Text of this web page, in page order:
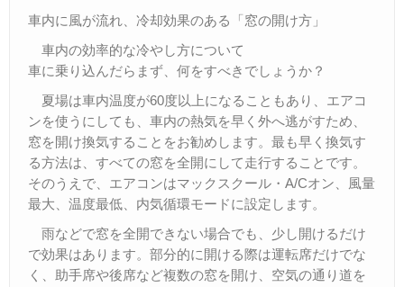
車内に風が流れ、冷却効果のある「窓の開け方」
車内の効率的な冷やし方について
車に乗り込んだらまず、何をすべきでしょうか？
夏場は車内温度が60度以上になることもあり、エアコ
ンを使うにしても、車内の熱気を早く外へ逃がすため、
窓を開け換気することをお勧めします。最も早く換気す
る方法は、すべての窓を全開にして走行することです。
そのうえで、エアコンはマックスクール・A/Cオン、風量
最大、温度最低、内気循環モードに設定します。
雨などで窓を全開できない場合でも、少し開けるだけ
で効果はあります。部分的に開ける際は運転席だけでな
く、助手席や後席など複数の窓を開け、空気の通り道を